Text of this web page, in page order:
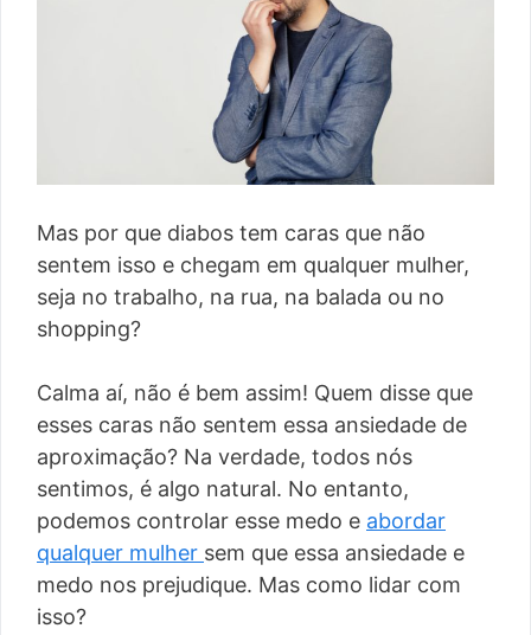
Mas por que diabos tem caras que não
sentem isso e chegam em qualquer mulher,
seja no trabalho, na rua, na balada ou no
shopping?
Calma aí, não é bem assim! Quem disse que
esses caras não sentem essa ansiedade de
aproximação? Na verdade, todos nós
sentimos, é algo natural. No entanto,
podemos controlar esse medo e abordar
qualquer mulher sem que essa ansiedade e
medo nos prejudique. Mas como lidar com
isso?